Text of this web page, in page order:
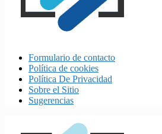
Formulario de contacto
Política de cookies
Política De Privacidad
Sobre el Sitio
Sugerencias